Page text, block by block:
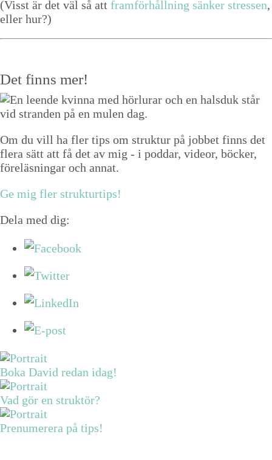
(Visst är det väl så att fram­förhåll­ning sänker stressen,
eller hur?)
Det finns mer!
Om du vill ha fler tips om struktur på jobbet finns det
flera sätt att få det av mig - i poddar, videor, böcker,
föreläsningar och annat.
Ge mig fler strukturtips!
Dela med dig:
Boka David redan idag!
Vad gör en struktör?
Prenumerera på tips!